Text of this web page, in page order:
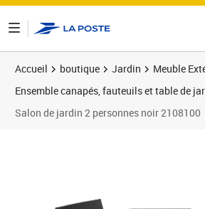
Accueil boutique Jardin
Meuble
Ensemble canapés, fauteuils et table de
Salon de jardin 2 personnes noir 2108100